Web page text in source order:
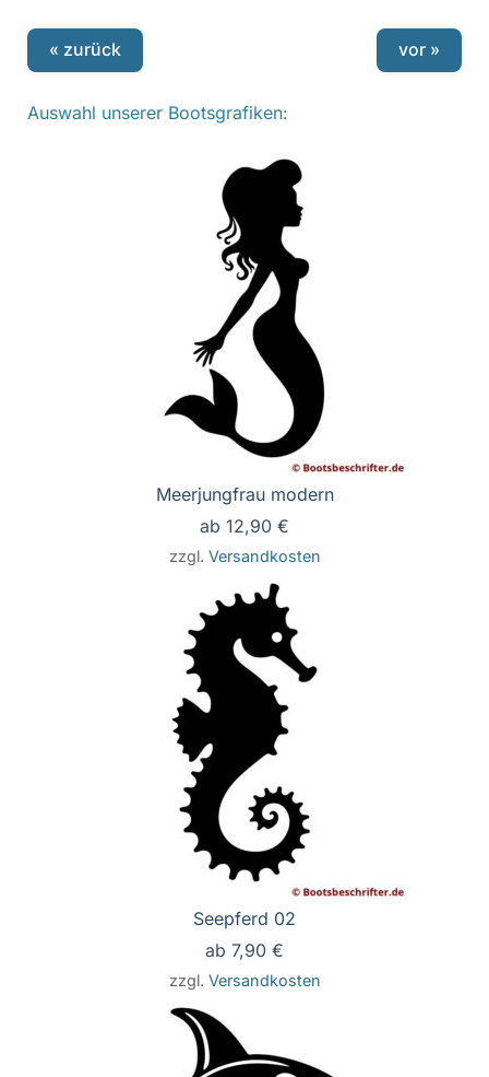
« zurück vor »
Auswahl unserer Bootsgrafiken:
Meerjungfrau modern
ab 12,90 €
zzgl. Versandkosten
Seepferd 02
ab 7,90 €
zzgl. Versandkosten